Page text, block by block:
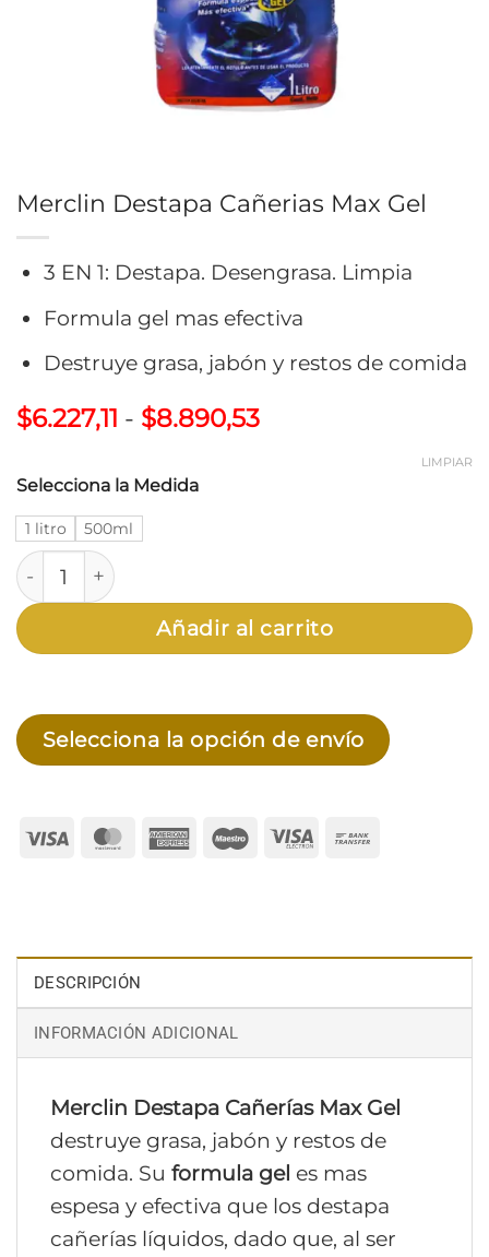
Merclin Destapa Cañerias Max Gel
3 EN 1: Destapa. Desengrasa. Limpia
Formula gel mas efectiva
Destruye grasa, jabón y restos de comida
$6.227,11 - $8.890,53Rango
Selecciona la Medida
1 litro 500ml
LIMPIAR
Merclin Destapa Cañerias Max Gel cantidad
Añadir al carrito
Selecciona la opción de envío
Visa MasterCardAmericanMaestroVisa
DESCRIPCIÓN
INFORMACIÓN ADICIONAL
Merclin Destapa Cañerías Max Gel
destruye grasa, jabón y restos de
comida. Su formula gel es mas
espesa y efectiva que los destapa
cañerías líquidos, dado que, al ser